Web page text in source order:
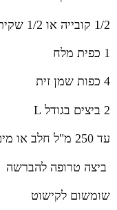
1/2 קובייה או 1/2 שקית שמרים טריים "שמרית"
1 כפית מלח
4 כפות שמן זית
2 ביצים בגודל L
עד 250 מ"ל חלב או מים
ביצה טרופה להברשה
שומשום לקישוט